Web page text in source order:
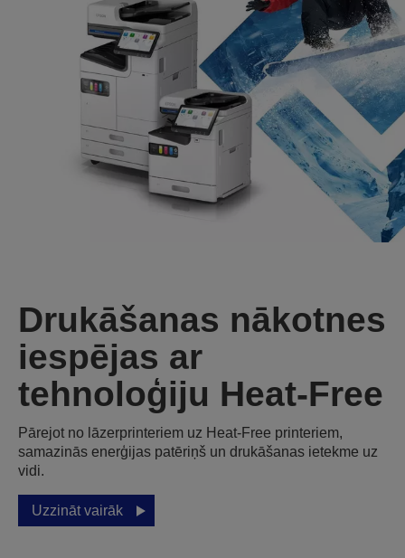
Drukāšanas nākotnes
iespējas ar
tehnoloģiju Heat-Free
Pārejot no lāzerprinteriem uz Heat-Free printeriem,
samazinās enerģijas patēriņš un drukāšanas ietekme uz
vidi.
Uzzināt vairāk